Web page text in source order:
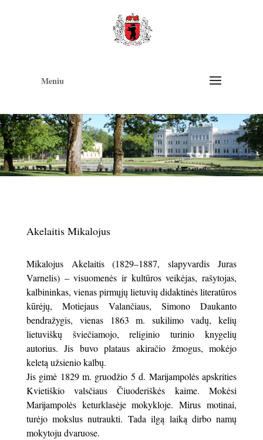
Meniu
Akelaitis Mikalojus
Mikalojus Akelaitis (1829–1887, slapyvardis Juras
Varnelis) – visuomenės ir kultūros veikėjas, rašytojas,
kalbininkas, vienas pirmųjų lietuvių didaktinės literatūros
kūrėjų, Motiejaus Valančiaus, Simono Daukanto
bendražygis, vienas 1863 m. sukilimo vadų, kelių
lietuviškų šviečiamojo, religinio turinio knygelių
autorius. Jis buvo plataus akiračio žmogus, mokėjo
keletą užsienio kalbų.
Jis gimė 1829 m. gruodžio 5 d. Marijampolės apskrities
Kvietiškio valsčiaus Čiuoderiškės kaime. Mokėsi
Marijampolės keturklasėje mokykloje. Mirus motinai,
turėjo mokslus nutraukti. Tada ilgą laiką dirbo namų
mokytoju dvaruose.